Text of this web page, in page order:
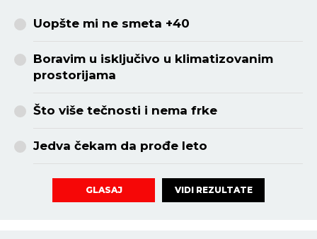
Uopšte mi ne smeta +40
Boravim u isključivo u klimatizovanim
prostorijama
Što više tečnosti i nema frke
Jedva čekam da prođe leto
GLASAJ VIDI REZULTATE